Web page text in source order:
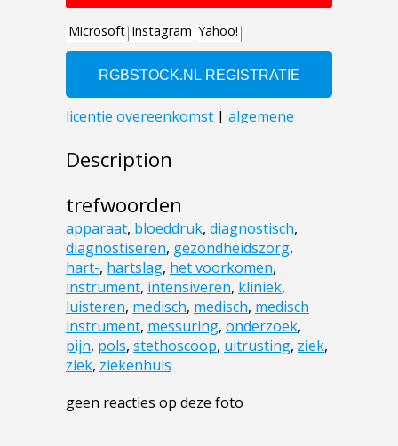
Description
trefwoorden
apparaat, bloeddruk, diagnostisch,
diagnostiseren, gezondheidszorg,
hart-, hartslag, het voorkomen,
instrument, intensiveren, kliniek,
luisteren, medisch, medisch, medisch
instrument, messuring, onderzoek,
pijn, pols, stethoscoop, uitrusting, ziek,
ziek, ziekenhuis
geen reacties op deze foto